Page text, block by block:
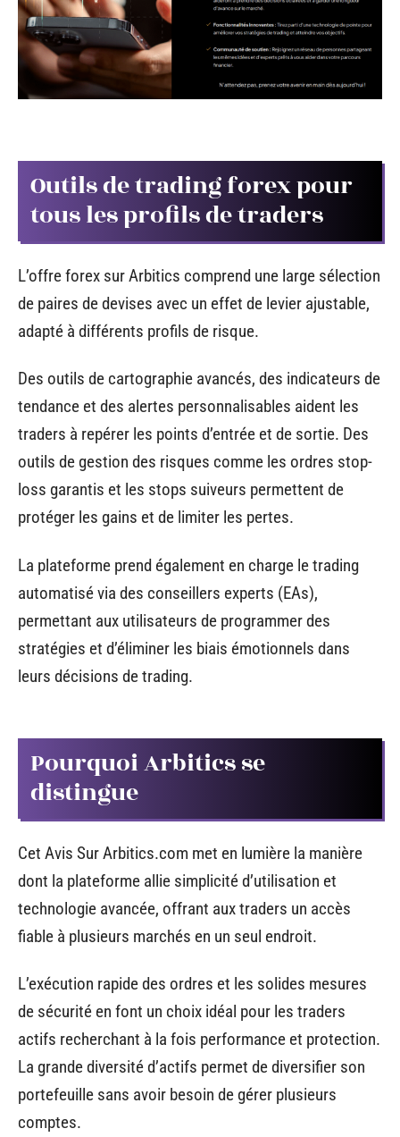
Outils de trading forex pour
tous les profils de traders
L’offre forex sur Arbitics comprend une large sélection
de paires de devises avec un effet de levier ajustable,
adapté à différents profils de risque.
Des outils de cartographie avancés, des indicateurs de
tendance et des alertes personnalisables aident les
traders à repérer les points d’entrée et de sortie. Des
outils de gestion des risques comme les ordres stop-
loss garantis et les stops suiveurs permettent de
protéger les gains et de limiter les pertes.
La plateforme prend également en charge le trading
automatisé via des conseillers experts (EAs),
permettant aux utilisateurs de programmer des
stratégies et d’éliminer les biais émotionnels dans
leurs décisions de trading.
Pourquoi Arbitics se
distingue
Cet Avis Sur Arbitics.com met en lumière la manière
dont la plateforme allie simplicité d’utilisation et
technologie avancée, offrant aux traders un accès
fiable à plusieurs marchés en un seul endroit.
L’exécution rapide des ordres et les solides mesures
de sécurité en font un choix idéal pour les traders
actifs recherchant à la fois performance et protection.
La grande diversité d’actifs permet de diversifier son
portefeuille sans avoir besoin de gérer plusieurs
comptes.